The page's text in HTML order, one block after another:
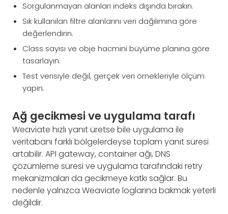
Sorgulanmayan alanları indeks dışında bırakın.
Sık kullanılan filtre alanlarını veri dağılımına göre
değerlendirin.
Class sayısı ve obje hacmini büyüme planına göre
tasarlayın.
Test verisiyle değil, gerçek veri örnekleriyle ölçüm
yapın.
Ağ gecikmesi ve uygulama tarafı
Weaviate hızlı yanıt üretse bile uygulama ile
veritabanı farklı bölgelerdeyse toplam yanıt süresi
artabilir. API gateway, container ağı, DNS
çözümleme süresi ve uygulama tarafındaki retry
mekanizmaları da gecikmeye katkı sağlar. Bu
nedenle yalnızca Weaviate loglarına bakmak yeterli
değildir.